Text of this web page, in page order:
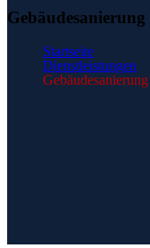
Gebäudesanierung
Startseite
Dienstleistungen
Gebäudesanierung